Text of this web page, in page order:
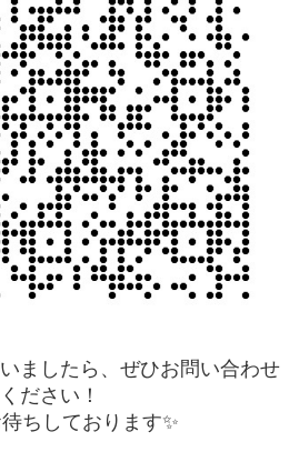
ましたら、ぜひお問い合わせ
ください！
ちしております✨